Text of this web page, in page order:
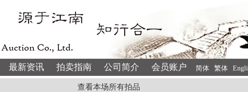
最新资讯 拍卖指南 公司简介 会员账户 简体 繁体
查看本场所有拍品